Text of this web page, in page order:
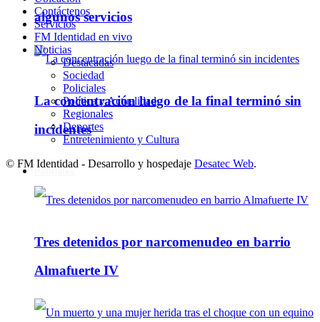
algunos servicios
La concentración luego de la final terminó sin
incidentes
Tres detenidos por narcomenudeo en barrio
Almafuerte IV
Contáctenos
Servicios
FM Identidad en vivo
Noticias
Destacadas
Sociedad
Policiales
Política y Actualidad
Regionales
Deportes
Entretenimiento y Cultura
© FM Identidad - Desarrollo y hospedaje Desatec Web.